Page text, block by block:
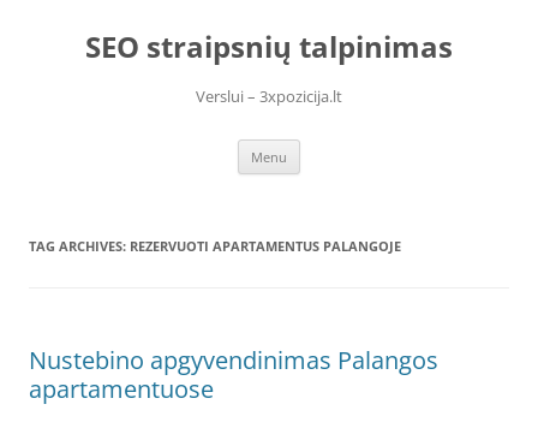
contentSEO straipsnių talpinimas
Verslui – 3xpozicija.lt
Menu
TAG ARCHIVES: REZERVUOTI APARTAMENTUS PALANGOJE
Nustebino apgyvendinimas Palangos
apartamentuose